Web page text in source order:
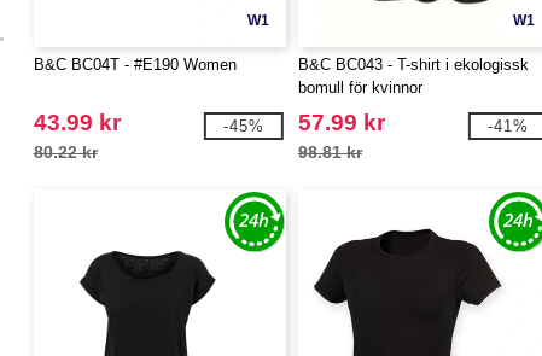
W1
B&C BC04T - #E190 Women
43.99 kr
80.22 kr
-45%
W1
B&C BC043 - T-shirt i ekologissk
bomull för kvinnor
57.99 kr
98.81 kr
-41%